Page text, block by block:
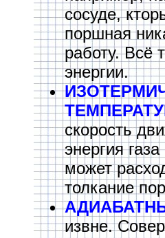
сосуде,
поршная
работу. Всё
энергии.
скорость
энергия
может
толкание
извне.